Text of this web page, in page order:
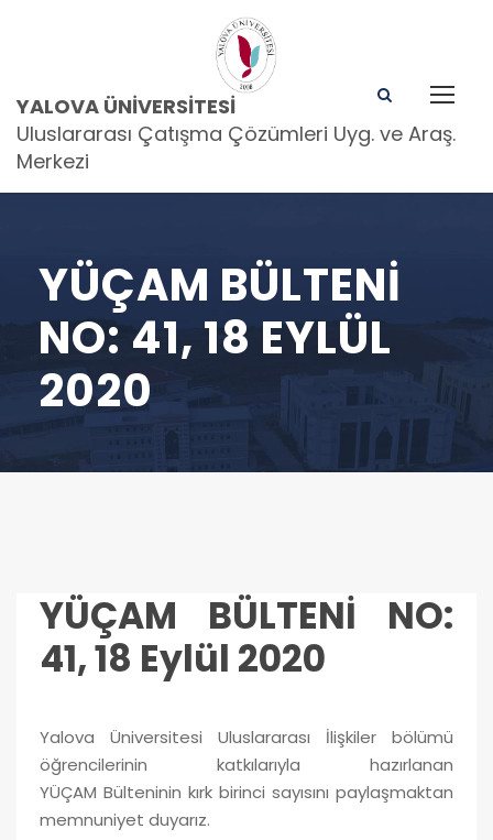
YALOVA ÜNIVERSITESI
Uluslararası Çatışma Çözümleri Uyg. ve Araş.
Merkezi
YÜÇAM BÜLTENİ
NO: 41, 18 EYLÜL
2020
YÜÇAM BÜLTENİ NO:
41, 18 Eylül 2020
Yalova Üniversitesi Uluslararası İlişkiler bölümü
öğrencilerinin katkılarıyla hazırlanan
YÜÇAM Bülteninin kırk birinci sayısını paylaşmaktan
memnuniyet duyarız.